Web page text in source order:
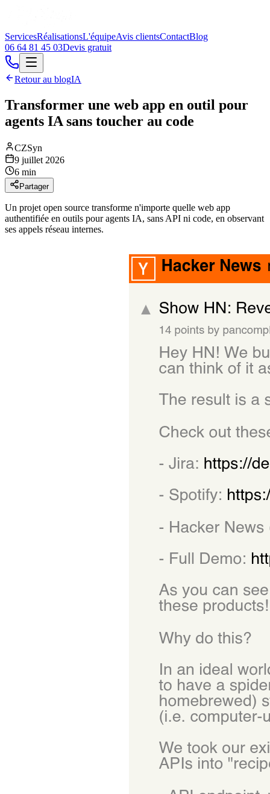
ServicesRéalisationsL'équipeAvis clientsContactBlog
06 64 81 45 03Devis gratuit
Retour au blogIA
Transformer une web app en outil pour
agents IA sans toucher au code
CZSyn
9 juillet 2026
6 min
Partager
Un projet open source transforme n'importe quelle web app
authentifiée en outils pour agents IA, sans API ni code, en observant
ses appels réseau internes.